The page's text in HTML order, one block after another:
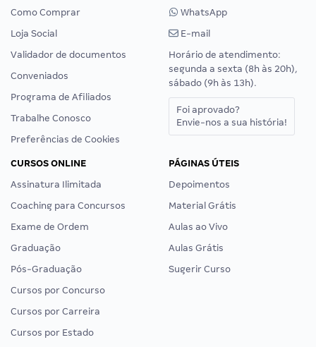
Como Comprar
Loja Social
Validador de documentos
Conveniados
Programa de Afiliados
Trabalhe Conosco
Preferências de Cookies
WhatsApp
E-mail
Horário de atendimento:
segunda a sexta (8h às 20h),
sábado (9h às 13h).
Foi aprovado?
Envie-nos a sua história!
CURSOS ONLINE
Assinatura Ilimitada
Coaching para Concursos
Exame de Ordem
Graduação
Pós-Graduação
Cursos por Concurso
Cursos por Carreira
Cursos por Estado
PÁGINAS ÚTEIS
Depoimentos
Material Grátis
Aulas ao Vivo
Aulas Grátis
Sugerir Curso